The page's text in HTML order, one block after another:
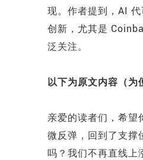
现。作者提到，AI
创新，尤其是
泛关注。
以下为原文内容（为
亲爱的读者们，希
微反弹，回到了支撑
吗？我们不再直线上